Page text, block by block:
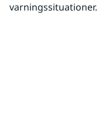
varningssituationer.